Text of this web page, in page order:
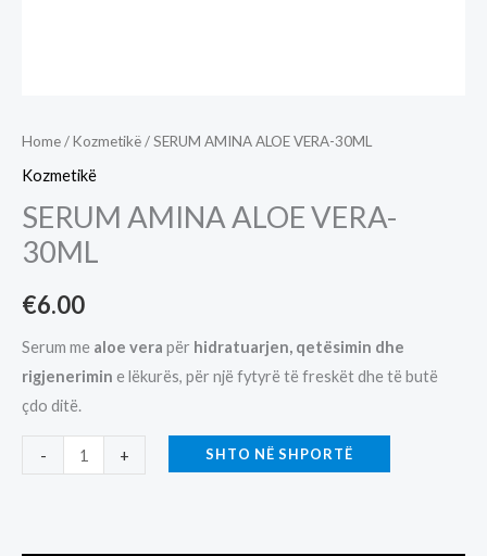
Home/Kozmetikë/ SERUM AMINA ALOE VERA-30ML
Kozmetikë
SERUM AMINA ALOE VERA-
30ML
€6.00
Serum me aloe vera për hidratuarjen, qetësimin dhe
rigjenerimin e lëkurës, për një fytyrë të freskët dhe të butë
çdo ditë.
-
AMINA
+ SHTO NË SHPORTË